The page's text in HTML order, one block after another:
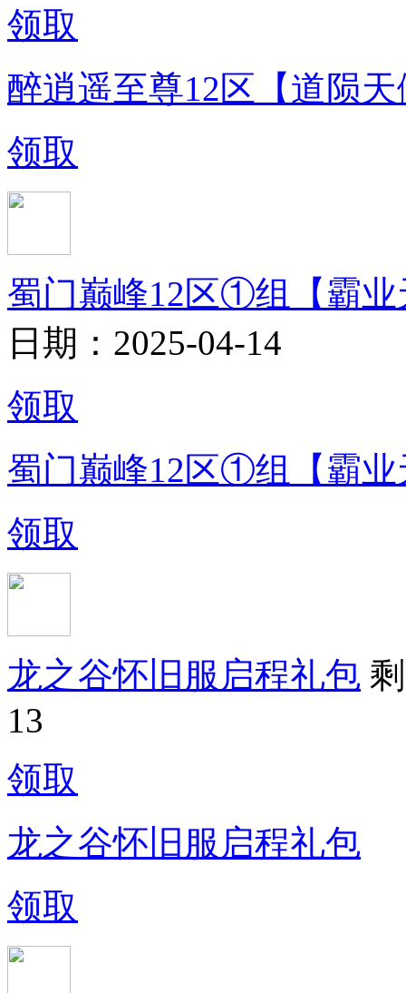
领取
醉逍遥至尊12区【道陨
领取
蜀门巅峰12区①组【霸业
日期：2025-04-14
领取
蜀门巅峰12区①组【霸业
领取
龙之谷怀旧服启程礼包
13
领取
龙之谷怀旧服启程礼包
领取